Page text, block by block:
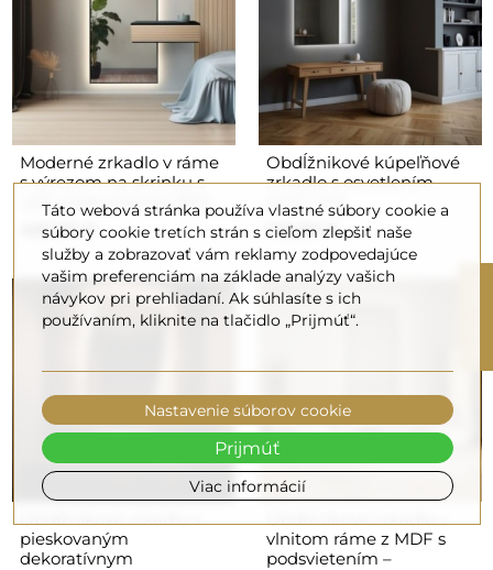
Moderné zrkadlo v ráme
s výrezom na skrinku s
LED podsvietením 1503
430,00 €
Obdĺžnikové kúpeľňové
zrkadlo s osvetlením -
AGIS LED
100,00 €
pieskovaným
dekoratívnym
vlnitom ráme z MDF s
podsvietením –
Táto webová stránka používa vlastné súbory cookie a
súbory cookie tretích strán s cieľom zlepšiť naše
služby a zobrazovať vám reklamy zodpovedajúce
vašim preferenciám na základe analýzy vašich
návykov pri prehliadaní. Ak súhlasíte s ich
používaním, kliknite na tlačidlo „Prijmúť“.
Viac informácií
Nastavenie súborov cookie
Prijmúť